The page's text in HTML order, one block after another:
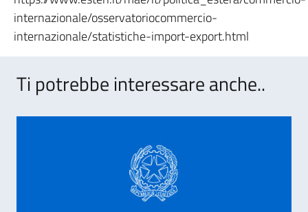
internazionale/osservatoriocommercio-
internazionale/statistiche-import-export.html
Ti potrebbe interessare anche..